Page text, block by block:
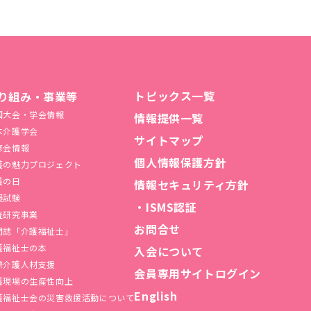
組み・事業等
大会・学会情報
介護学会
会情報
の魅力プロジェクト
の日
試験
研究事業
「介護福祉士」
福祉士の本
介護人材支援
現場の生産性向上
福祉⼠会の災害救援活動について
トピックス一覧
情報提供一覧
サイトマップ
個人情報保護方針
情報セキュリティ方針
・ISMS認証
お問合せ
入会について
会員専用サイトログイン
English